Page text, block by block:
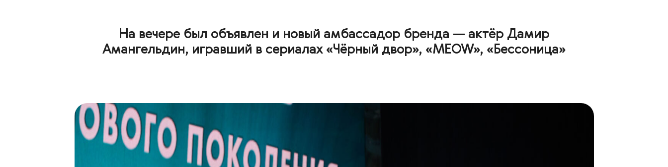
На вечере был объявлен и новый амбассадор бренда — актёр Дамир
Амангельдин, игравший в сериалах «Чёрный двор», «MEOW», «Бессоница»